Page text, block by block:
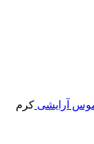
آرایشی کرم